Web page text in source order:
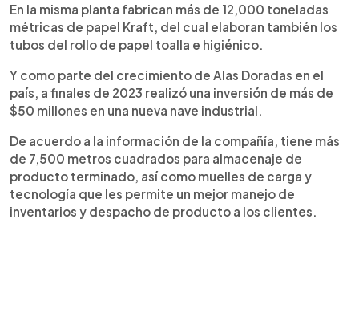
En la misma planta fabrican más de 12,000 toneladas
métricas de papel Kraft, del cual elaboran también los
tubos del rollo de papel toalla e higiénico.
Y como parte del crecimiento de Alas Doradas en el
país, a finales de 2023 realizó una inversión de más de
$50 millones en una nueva nave industrial.
De acuerdo a la información de la compañía, tiene más
de 7,500 metros cuadrados para almacenaje de
producto terminado, así como muelles de carga y
tecnología que les permite un mejor manejo de
inventarios y despacho de producto a los clientes.